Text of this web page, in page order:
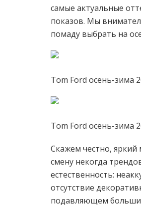
самые актуальные
показов. Мы
помаду выбрать на
Tom Ford осень-зима
Tom Ford осень-зима
Скажем честно, яркий
смену некогда
естественность:
отсутствие
подавляющем